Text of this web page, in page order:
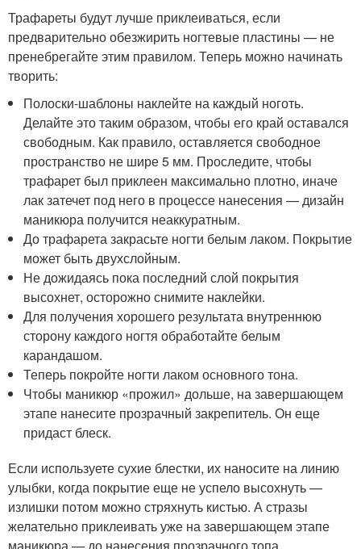
Трафареты будут лучше приклеиваться, если
предварительно обезжирить ногтевые пластины — не
пренебрегайте этим правилом. Теперь можно начинать
творить:
Полоски-шаблоны наклейте на каждый ноготь.
Делайте это таким образом, чтобы его край оставался
свободным. Как правило, оставляется свободное
пространство не шире 5 мм. Проследите, чтобы
трафарет был приклеен максимально плотно, иначе
лак затечет под него в процессе нанесения — дизайн
маникюра получится неаккуратным.
До трафарета закрасьте ногти белым лаком. Покрытие
может быть двухслойным.
Не дожидаясь пока последний слой покрытия
высохнет, осторожно снимите наклейки.
Для получения хорошего результата внутреннюю
сторону каждого ногтя обработайте белым
карандашом.
Теперь покройте ногти лаком основного тона.
Чтобы маникюр «прожил» дольше, на завершающем
этапе нанесите прозрачный закрепитель. Он еще
придаст блеск.
Если используете сухие блестки, их наносите на линию
улыбки, когда покрытие еще не успело высохнуть —
излишки потом можно стряхнуть кистью. А стразы
желательно приклеивать уже на завершающем этапе
маникюра — до нанесения прозрачного топа.